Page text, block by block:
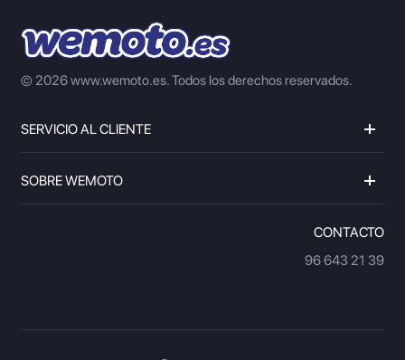
© 2026 www.wemoto.es.Todos los derechos reservados.
SERVICIO AL CLIENTE
SOBRE WEMOTO
CONTACTO
96 643 21 39